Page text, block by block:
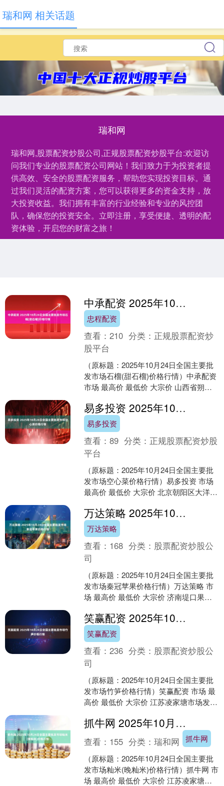
瑞和网
瑞和网,股票配资炒股公司,正规股票配资炒股平台:欢迎访
问我们专业的股票配资公司网站！我们致力于为投资者提
供高效、安全的股票配资服务，帮助您实现投资目标。通
过我们灵活的配资方案，您可以获得更多的资金支持，放
大投资收益。我们拥有丰富的行业经验和专业的风控团
队，确保您的投资安全。立即注册，享受便捷、透明的配
资体验，开启您的财富之旅！
瑞和网 相关话题
中承配资 2025年10月24日全国主要批发市场石榴(甜石榴)价格行情
忠程配资
查看：210 分类： 正规股票配资炒
股平台
（原标题：2025年10月24日全国主要批
发市场石榴(甜石榴)价格行情）中承配资
市场 最高价 最低价 大宗价 山西省朔州
易多投资 2025年10月24日全国主要批发市场空心菜价格行情
易多投资
查看：89 分类： 正规股票配资炒股
平台
（原标题：2025年10月24日全国主要批
发市场空心菜价格行情）易多投资 市场
最高价 最低价 大宗价 北京朝阳区大洋路
万达策略 2025年10月24日全国主要批发市场秦冠苹果价格行情
万达策略
查看： 168 分类： 股票配资炒股公
司
（原标题：2025年10月24日全国主要批
发市场秦冠苹果价格行情）万达策略 市
场 最高价 最低价 大宗价 济南堤口果品
笑赢配资 2025年10月24日全国主要批发市场竹笋价格行情
笑赢配资
查看：236 分类： 股票配资炒股公
司
（原标题：2025年10月24日全国主要批
发市场竹笋价格行情）笑赢配资 市场 最
高价 最低价 大宗价 江苏凌家塘市场发展
抓牛网 2025年10月24日全国主要批发市场籼米(晚籼米)价格行情
抓牛网
查看： 155 分类：瑞和网
（原标题：2025年10月24日全国主要批
发市场籼米(晚籼米)价格行情）抓牛网 市
场 最高价 最低价 大宗价 江苏凌家塘市